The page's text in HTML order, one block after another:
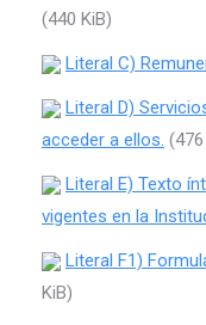
(440 KiB)
Literal C)
Literal D)
acceder a ellos.
Literal E) Texto
vigentes en la
Literal F1)
KiB)